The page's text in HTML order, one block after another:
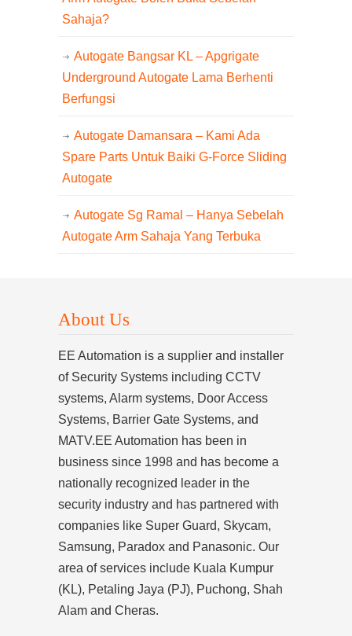
Sahaja?
Autogate Bangsar KL – Apgrigate
Underground Autogate Lama Berhenti
Berfungsi
Autogate Damansara – Kami Ada
Spare Parts Untuk Baiki G-Force Sliding
Autogate
Autogate Sg Ramal – Hanya Sebelah
Autogate Arm Sahaja Yang Terbuka
About Us
EE Automation is a supplier and installer
of Security Systems including CCTV
systems, Alarm systems, Door Access
Systems, Barrier Gate Systems, and
MATV.EE Automation has been in
business since 1998 and has become a
nationally recognized leader in the
security industry and has partnered with
companies like Super Guard, Skycam,
Samsung, Paradox and Panasonic. Our
area of services include Kuala Kumpur
(KL), Petaling Jaya (PJ), Puchong, Shah
Alam and Cheras.